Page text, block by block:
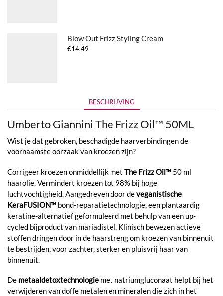
Blow Out Frizz Styling Cream
€14,49
BESCHRIJVING
Umberto Giannini The Frizz Oil™ 50ML
Wist je dat gebroken, beschadigde haarverbindingen de
voornaamste oorzaak van kroezen zijn?
Corrigeer kroezen onmiddellijk met The Frizz Oil™ 50 ml
haarolie. Vermindert kroezen tot 98% bij hoge
luchtvochtigheid. Aangedreven door deveganistische
KeraFUSION™ bond-reparatietechnologie, een plantaardig
keratine-alternatief geformuleerd met behulp van een up-
cycled bijproduct van mariadistel. Klinisch bewezen actieve
stoffen dringen door in de haarstreng om kroezen van binnenuit
te bestrijden, voor zachter, sterker en pluisvrij haar van
binnenuit.
De metaaldetoxtechnologie met natriumgluconaat helpt bij het
verwijderen van doffe metalen en mineralen die zich in het